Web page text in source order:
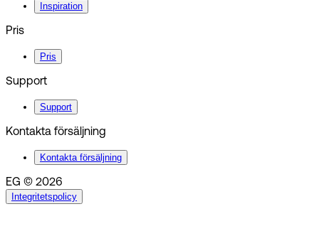
Inspiration
Pris
Pris
Support
Support
Kontakta försäljning
Kontakta försäljning
EG © 2026
Integritetspolicy